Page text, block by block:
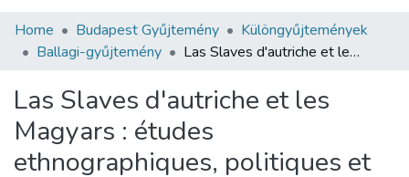
Communities & Collections
Statistics
About us
Home Budapest Gyűjtemény
Különgyűjtemények
Ballagi-gyűjtemény
Las Slaves d'autriche et les Magyars : études ethnographiques, politiques et littéraires sur les Polono-Galliciens ... et les Hongrois proprement dits qu Magyars. Le panlatinisme le memorandum du Gal Garibaldi comparés :
Las Slaves d'autriche et les
Magyars : études
ethnographiques, politiques et